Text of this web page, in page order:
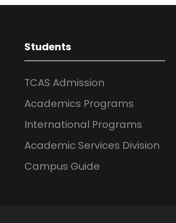
Students
TCAS Admission
Academics Programs
International Programs
Academic Services Division
Campus Guide